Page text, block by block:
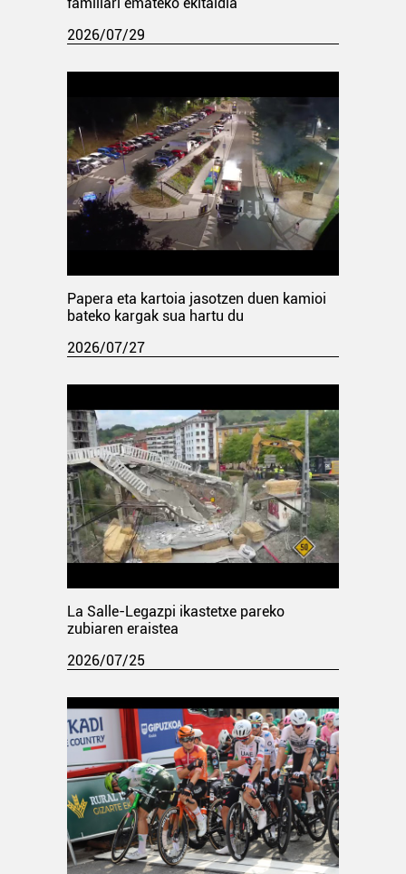
familiari emateko ekitaldia
2026/07/29
Papera eta kartoia jasotzen duen kamioi
bateko kargak sua hartu du
2026/07/27
La Salle-Legazpi ikastetxe pareko
zubiaren eraistea
2026/07/25